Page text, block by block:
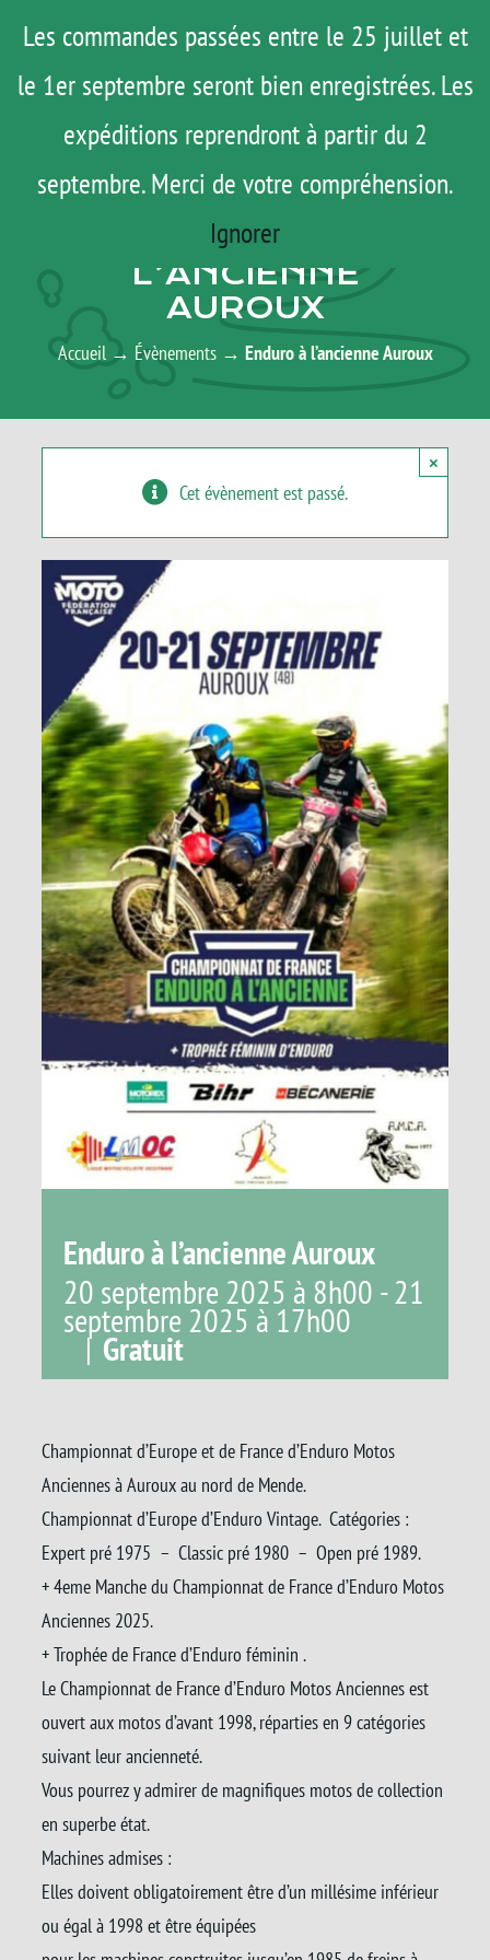
Les commandes passées entre le 25 juillet et
le 1er septembre seront bien enregistrées. Les
expéditions reprendront à partir du 2
septembre. Merci de votre compréhension.
Ignorer
contenu
Menu
ROAD TRIP
ACTUS
TESTS
TUTOS
AGENDA
ENDURO À
L’ANCIENNE
AUROUX
Accueil→ Évènements→ Enduro à l’ancienne Auroux
Cet évènement est passé.
×
Enduro à l’ancienne Auroux
20 septembre 2025 à 8h00 -21
septembre 2025 à 17h00
| Gratuit
Championnat d’Europe et de France d’Enduro Motos
Anciennes à Auroux au nord de Mende.
Championnat d’Europe d’Enduro Vintage. Catégories :
Expert pré 1975 – Classic pré 1980 – Open pré 1989.
+ 4eme Manche du Championnat de France d’Enduro Motos
Anciennes 2025.
+ Trophée de France d’Enduro féminin .
Le Championnat de France d’Enduro Motos Anciennes est
ouvert aux motos d’avant 1998, réparties en 9 catégories
suivant leur ancienneté.
Vous pourrez y admirer de magnifiques motos de collection
en superbe état.
Machines admises :
Elles doivent obligatoirement être d’un millésime inférieur
ou égal à 1998 et être équipées